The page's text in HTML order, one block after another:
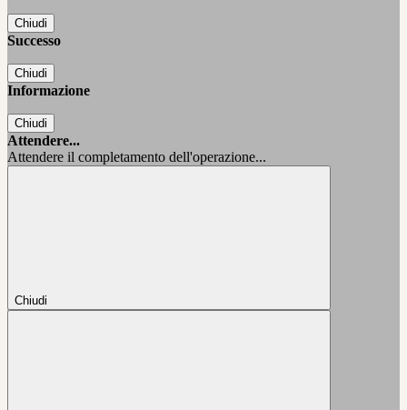
Chiudi
Successo
Chiudi
Informazione
Chiudi
Attendere...
Attendere il completamento dell'operazione...
Chiudi